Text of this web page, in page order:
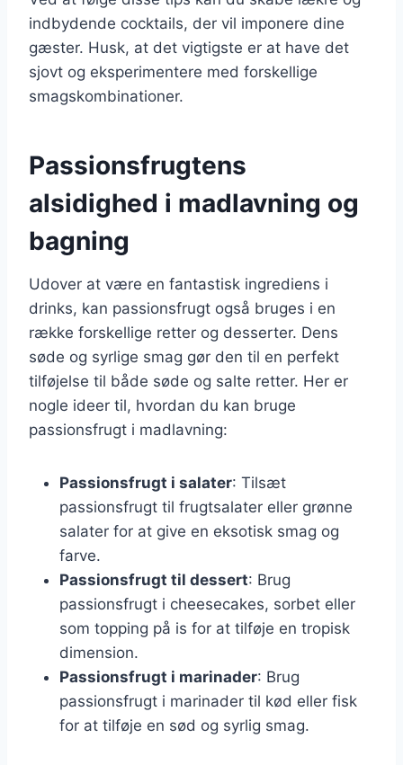
indbydende cocktails, der vil imponere dine
gæster. Husk, at det vigtigste er at have det
sjovt og eksperimentere med forskellige
smagskombinationer.
Passionsfrugtens
alsidighed i madlavning og
bagning
Udover at være en fantastisk ingrediens i
drinks, kan passionsfrugt også bruges i en
række forskellige retter og desserter. Dens
søde og syrlige smag gør den til en perfekt
tilføjelse til både søde og salte retter. Her er
nogle ideer til, hvordan du kan bruge
passionsfrugt i madlavning:
Passionsfrugt i salater: Tilsæt
passionsfrugt til frugtsalater eller grønne
salater for at give en eksotisk smag og
farve.
Passionsfrugt til dessert: Brug
passionsfrugt i cheesecakes, sorbet eller
som topping på is for at tilføje en tropisk
dimension.
Passionsfrugt i marinader: Brug
passionsfrugt i marinader til kød eller fisk
for at tilføje en sød og syrlig smag.